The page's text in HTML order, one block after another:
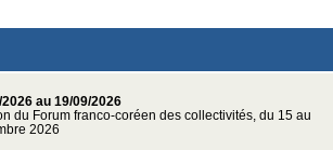
2026 au 19/09/2026
du Forum franco-coréen des collectivités, du 15 au
2026